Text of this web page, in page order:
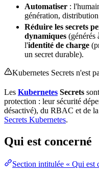
Automatiser :
génération, distribution
Réduire les secrets
dynamiques (générés
l'identité de charge
un secret durable).
Kubernetes Secrets n'est
Les Kubernetes Secrets
protection : leursécurité
désactivé), du RBAC et de
Secrets Kubernetes.
Qui est concerné
Section intitulée « Qui est